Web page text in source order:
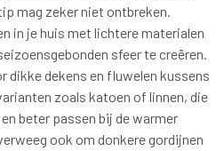
mag zeker niet ontbreken.
in je huis met lichtere materialen
sfeer te creëren.
dikke dekens en fluwelen kussens
zoals katoen of linnen, die
beter passen bij de warmer
ook om donkere gordijnen